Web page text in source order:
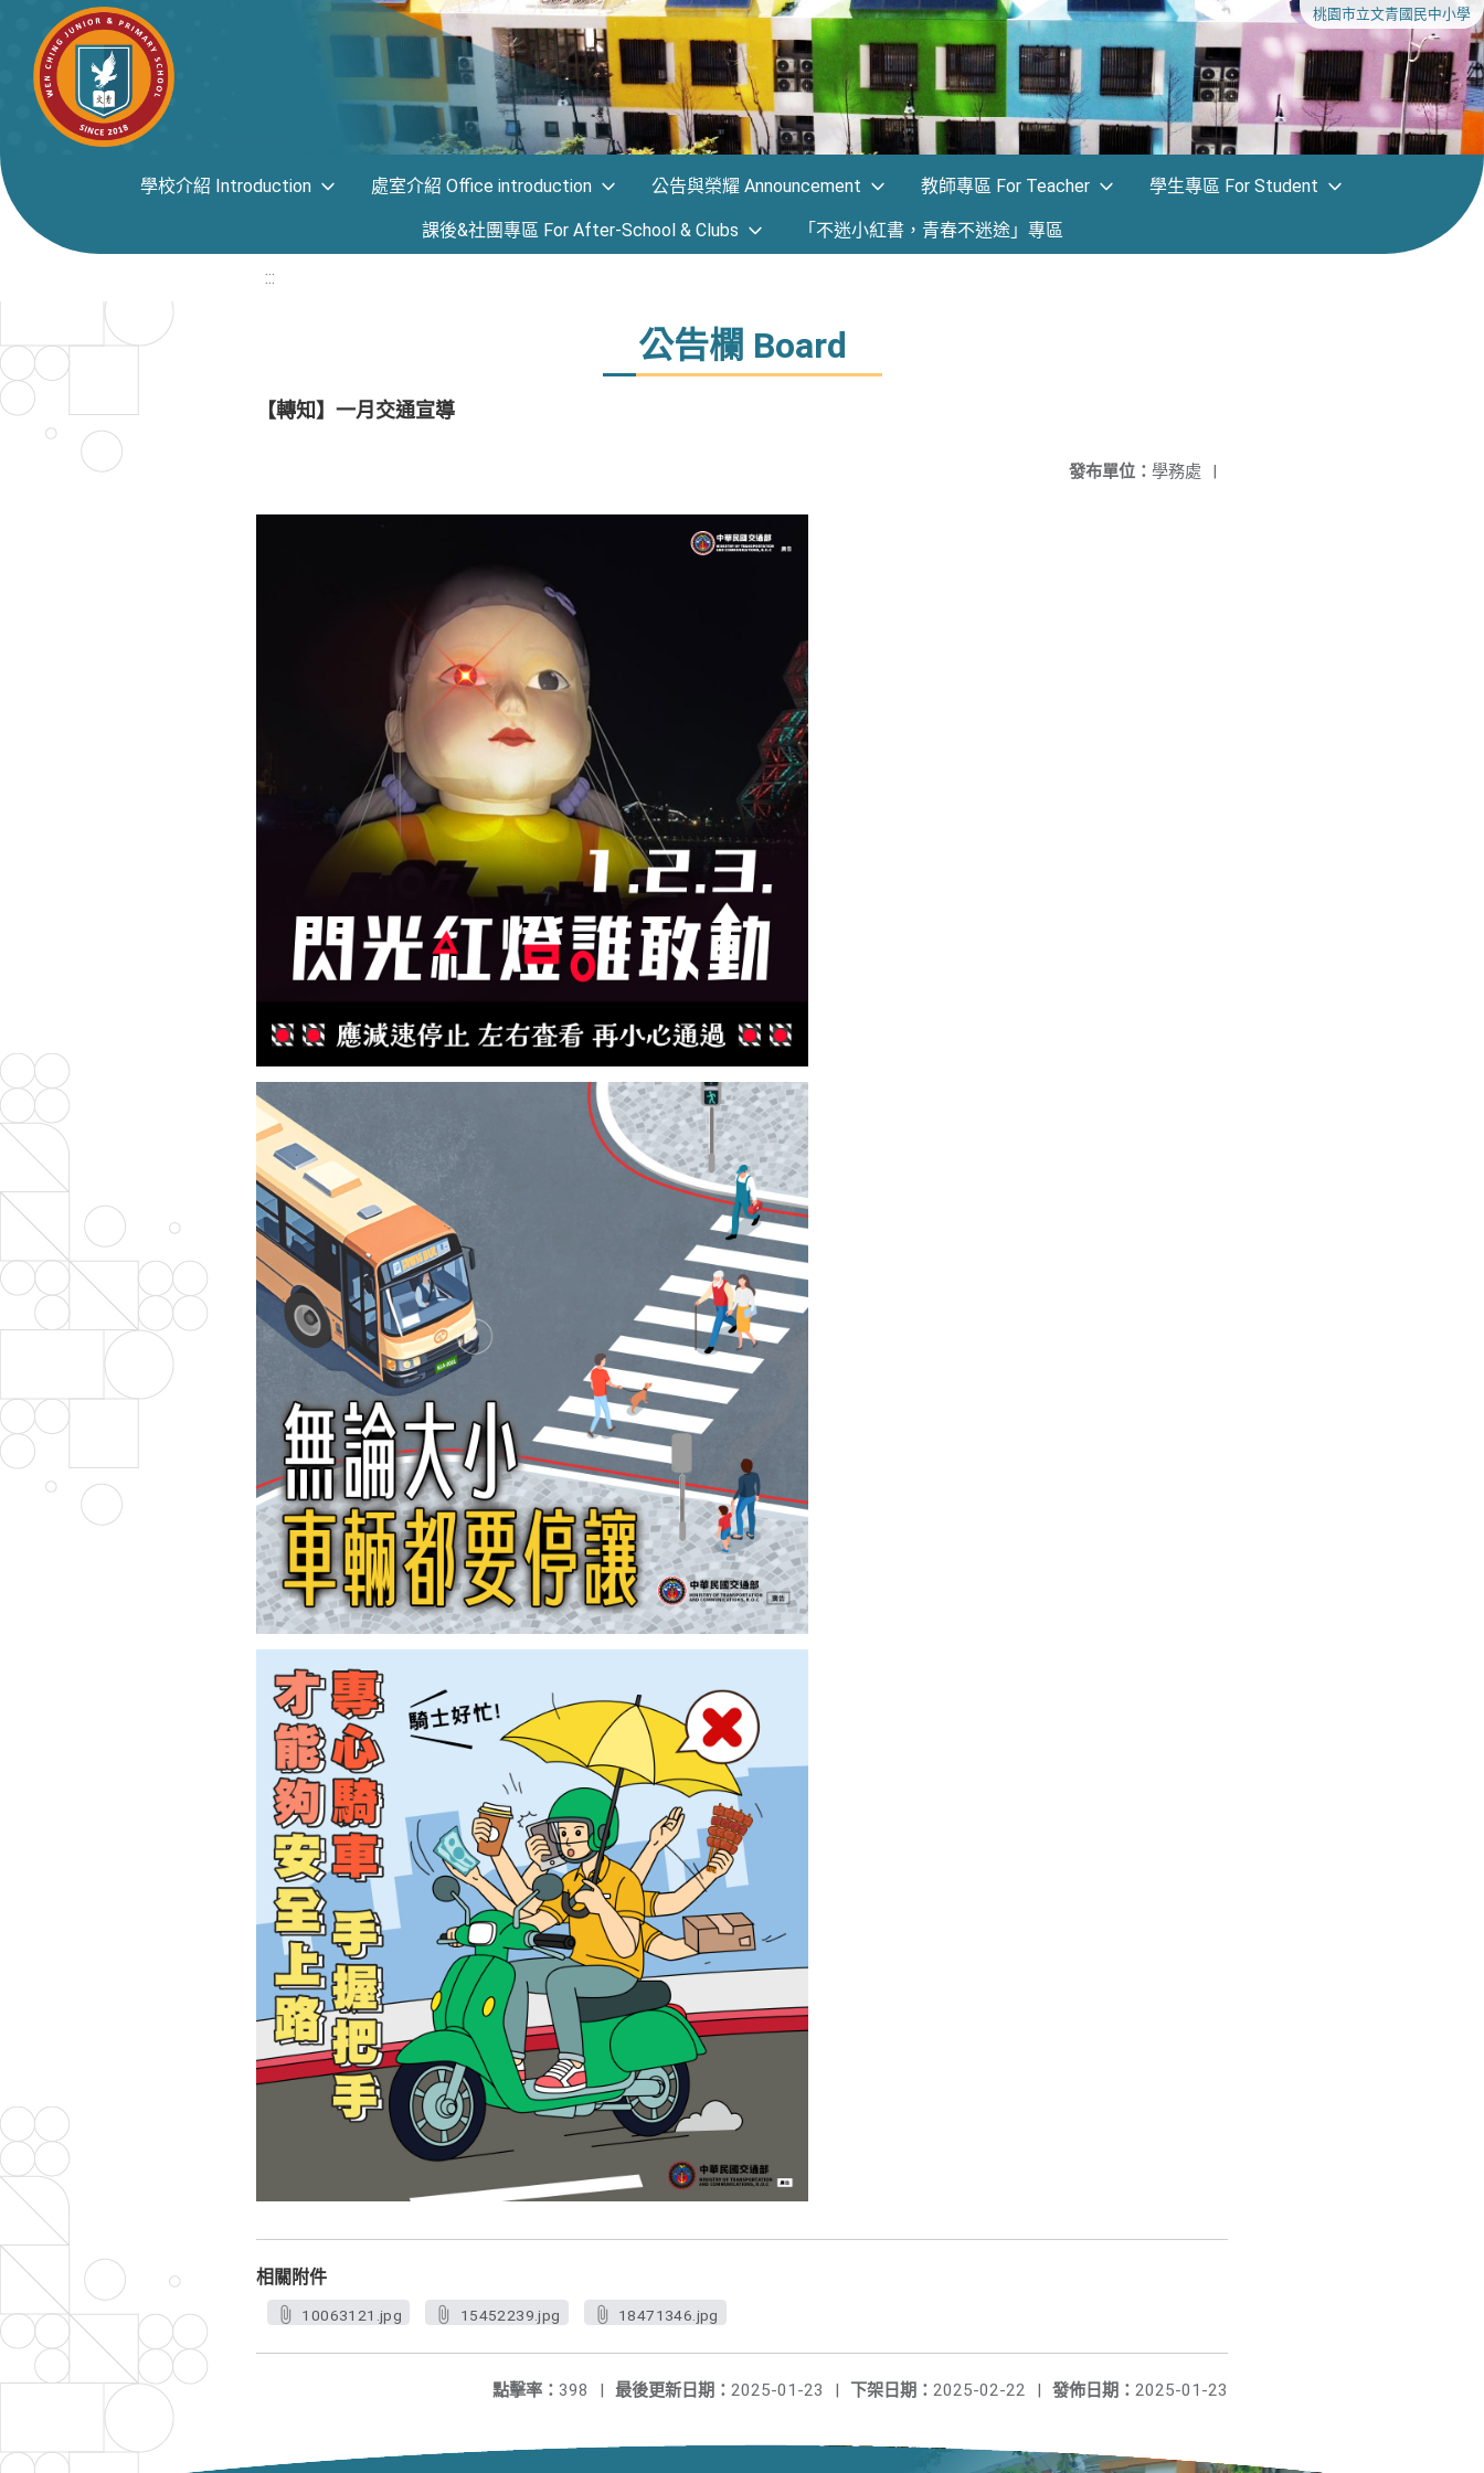
桃園市立文青國民中小學
學校介紹 Introduction 處室介紹 Office introduction 公告與榮耀 Announcement 教師專區 For Teacher 學生專區 For Student
課後&社團專區 For After-School & Clubs 「不迷小紅書，青春不迷途」專區
:::
公告欄 Board
【轉知】一月交通宣導
發布單位： 學務處 |
相關附件
10063121.jpg 15452239.jpg 18471346.jpg
發佈日期： 2025-01-23
下架日期： 2025-02-22 |
最後更新日期： 2025-01-23 |
點擊率： 398 |